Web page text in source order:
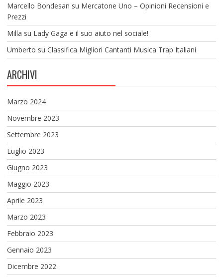
Marcello Bondesan su Mercatone Uno – Opinioni Recensioni e
Prezzi
Milla su Lady Gaga e il suo aiuto nel sociale!
Umberto su Classifica Migliori Cantanti Musica Trap Italiani
ARCHIVI
Marzo 2024
Novembre 2023
Settembre 2023
Luglio 2023
Giugno 2023
Maggio 2023
Aprile 2023
Marzo 2023
Febbraio 2023
Gennaio 2023
Dicembre 2022